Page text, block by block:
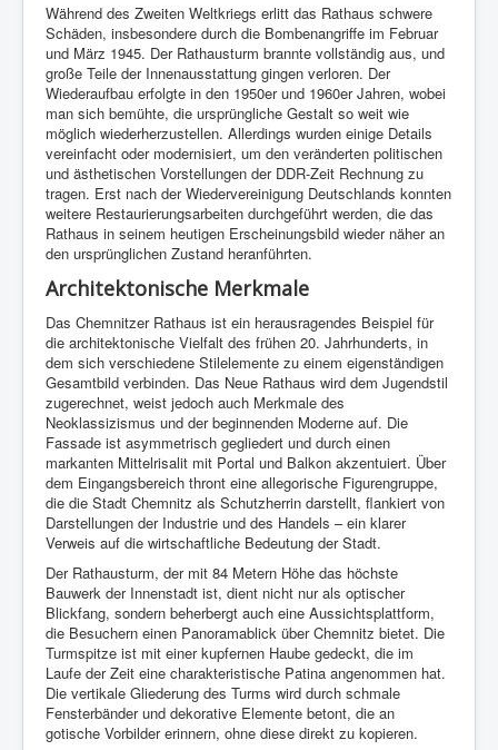
Während des Zweiten Weltkriegs erlitt das Rathaus schwere
Schäden, insbesondere durch die Bombenangriffe im Februar
und März 1945. Der Rathausturm brannte vollständig aus, und
große Teile der Innenausstattung gingen verloren. Der
Wiederaufbau erfolgte in den 1950er und 1960er Jahren, wobei
man sich bemühte, die ursprüngliche Gestalt so weit wie
möglich wiederherzustellen. Allerdings wurden einige Details
vereinfacht oder modernisiert, um den veränderten politischen
und ästhetischen Vorstellungen der DDR-Zeit Rechnung zu
tragen. Erst nach der Wiedervereinigung Deutschlands konnten
weitere Restaurierungsarbeiten durchgeführt werden, die das
Rathaus in seinem heutigen Erscheinungsbild wieder näher an
den ursprünglichen Zustand heranführten.
Architektonische Merkmale
Das Chemnitzer Rathaus ist ein herausragendes Beispiel für
die architektonische Vielfalt des frühen 20. Jahrhunderts, in
dem sich verschiedene Stilelemente zu einem eigenständigen
Gesamtbild verbinden. Das Neue Rathaus wird dem Jugendstil
zugerechnet, weist jedoch auch Merkmale des
Neoklassizismus und der beginnenden Moderne auf. Die
Fassade ist asymmetrisch gegliedert und durch einen
markanten Mittelrisalit mit Portal und Balkon akzentuiert. Über
dem Eingangsbereich thront eine allegorische Figurengruppe,
die die Stadt Chemnitz als Schutzherrin darstellt, flankiert von
Darstellungen der Industrie und des Handels – ein klarer
Verweis auf die wirtschaftliche Bedeutung der Stadt.
Der Rathausturm, der mit 84 Metern Höhe das höchste
Bauwerk der Innenstadt ist, dient nicht nur als optischer
Blickfang, sondern beherbergt auch eine Aussichtsplattform,
die Besuchern einen Panoramablick über Chemnitz bietet. Die
Turmspitze ist mit einer kupfernen Haube gedeckt, die im
Laufe der Zeit eine charakteristische Patina angenommen hat.
Die vertikale Gliederung des Turms wird durch schmale
Fensterbänder und dekorative Elemente betont, die an
gotische Vorbilder erinnern, ohne diese direkt zu kopieren.